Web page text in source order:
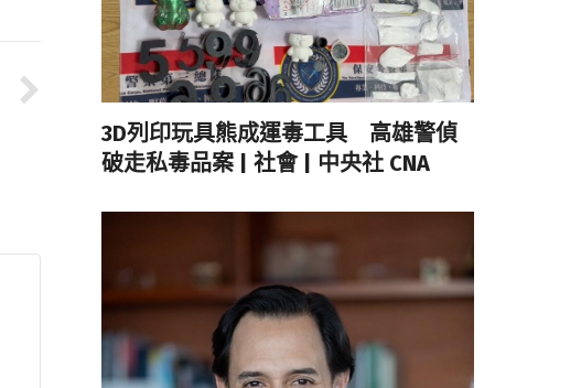
3D列印玩具熊成運毒工具 高雄警偵
破走私毒品案 | 社會 | 中央社 CNA